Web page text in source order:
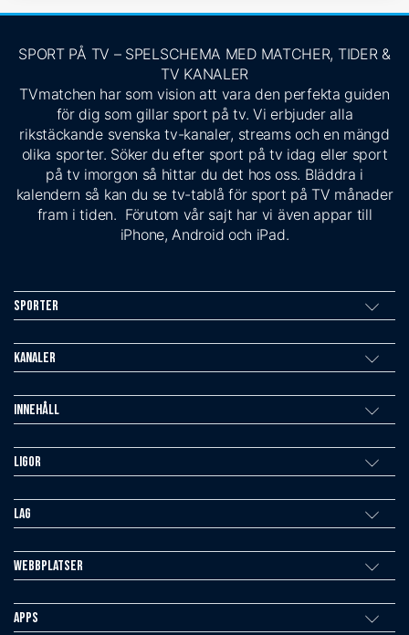
SPORT PÅ TV – SPELSCHEMA MED MATCHER, TIDER &
TV KANALER
TVmatchen har som vision att vara den perfekta guiden
för dig som gillar sport på tv. Vi erbjuder alla
rikstäckande svenska tv-kanaler, streams och en mängd
olika sporter. Söker du efter sport på tv idag eller sport
på tv imorgon så hittar du det hos oss. Bläddra i
kalendern så kan du se tv-tablå för sport på TV månader
fram i tiden. Förutom vår sajt har vi även appar till
iPhone, Android och iPad.
Sporter
Kanaler
Innehåll
Ligor
Lag
Webbplatser
Apps